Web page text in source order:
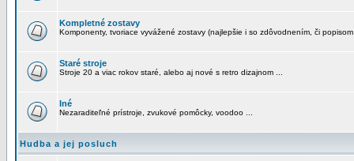
Kompletné zostavy
Komponenty, tvoriace vyvážené zostavy (najlepšie i so zdôvodnením, či
Staré stroje
Stroje 20 a viac rokov staré, alebo aj nové s retro dizajnom ...
Iné
Nezaraditeľné prístroje, zvukové pomôcky, voodoo ...
Hudba a jej posluch